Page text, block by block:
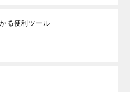
る便利ツール